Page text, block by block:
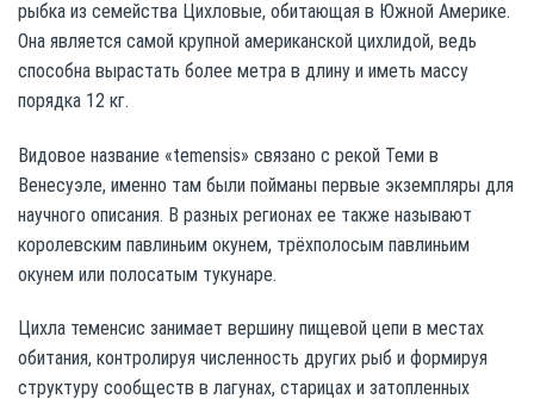
рыбка из семейства Цихловые, обитающая в Южной Америке.
Она является самой крупной американской цихлидой, ведь
способна вырастать более метра в длину и иметь массу
порядка 12 кг.
Видовое название «temensis» связано с рекой Теми в
Венесуэле, именно там были пойманы первые экземпляры для
научного описания. В разных регионах ее также называют
королевским павлиньим окунем, трёхполосым павлиньим
окунем или полосатым тукунаре.
Цихла теменсис занимает вершину пищевой цепи в местах
обитания, контролируя численность других рыб и формируя
структуру сообществ в лагунах, старицах и затопленных